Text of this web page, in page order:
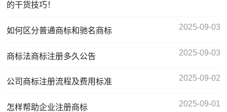
的干货技巧！
如何区分普通商标和驰名商标 2025-09-03
商标法商标注册多久公告 2025-09-03
公司商标注册流程及费用标准 2025-09-02
怎样帮助企业注册商标 2025-09-01